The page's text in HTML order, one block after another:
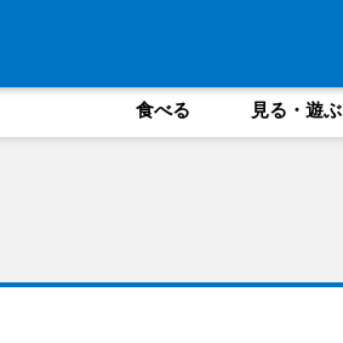
食べる 見る・遊ぶ